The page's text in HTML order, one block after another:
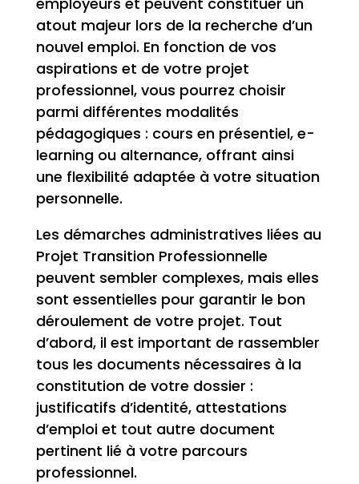
atout majeur lors de la recherche d’un
nouvel emploi. En fonction de vos
aspirations et de votre projet
professionnel, vous pourrez choisir
parmi différentes modalités
pédagogiques : cours en présentiel, e-
learning ou alternance, offrant ainsi
une flexibilité adaptée à votre situation
personnelle.
Les démarches administratives liées au
Projet Transition Professionnelle
peuvent sembler complexes, mais elles
sont essentielles pour garantir le bon
déroulement de votre projet. Tout
d’abord, il est important de rassembler
tous les documents nécessaires à la
constitution de votre dossier :
justificatifs d’identité, attestations
d’emploi et tout autre document
pertinent lié à votre parcours
professionnel.